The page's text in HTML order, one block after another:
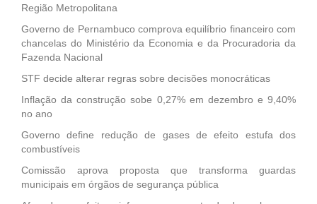
Região Metropolitana
Governo de Pernambuco comprova equilíbrio financeiro com
chancelas do Ministério da Economia e da Procuradoria da
Fazenda Nacional
STF decide alterar regras sobre decisões monocráticas
Inflação da construção sobe 0,27% em dezembro e 9,40%
no ano
Governo define redução de gases de efeito estufa dos
combustíveis
Comissão aprova proposta que transforma guardas
municipais em órgãos de segurança pública